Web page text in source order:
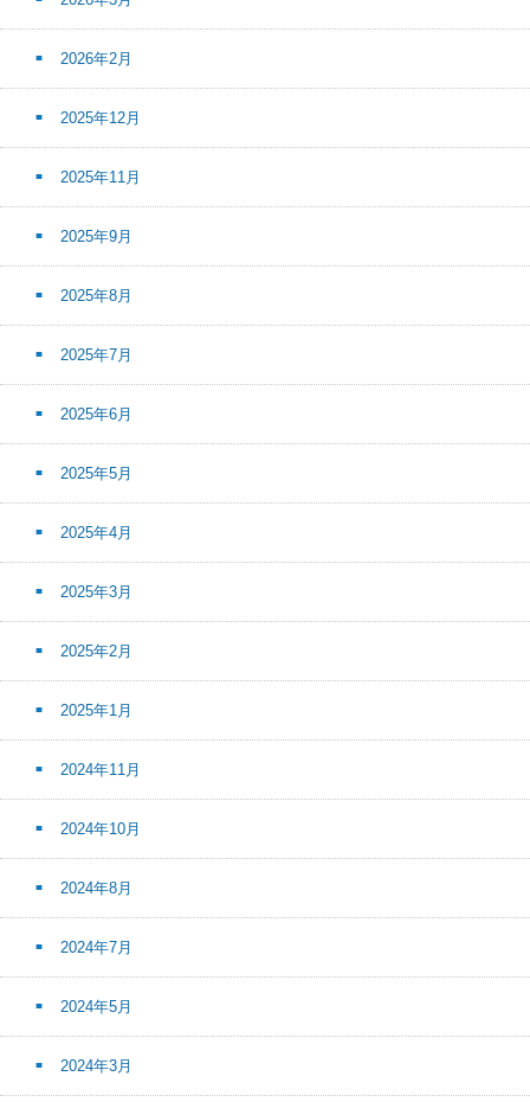
2026年2月
2025年12月
2025年11月
2025年9月
2025年8月
2025年7月
2025年6月
2025年5月
2025年4月
2025年3月
2025年2月
2025年1月
2024年11月
2024年10月
2024年8月
2024年7月
2024年5月
2024年3月